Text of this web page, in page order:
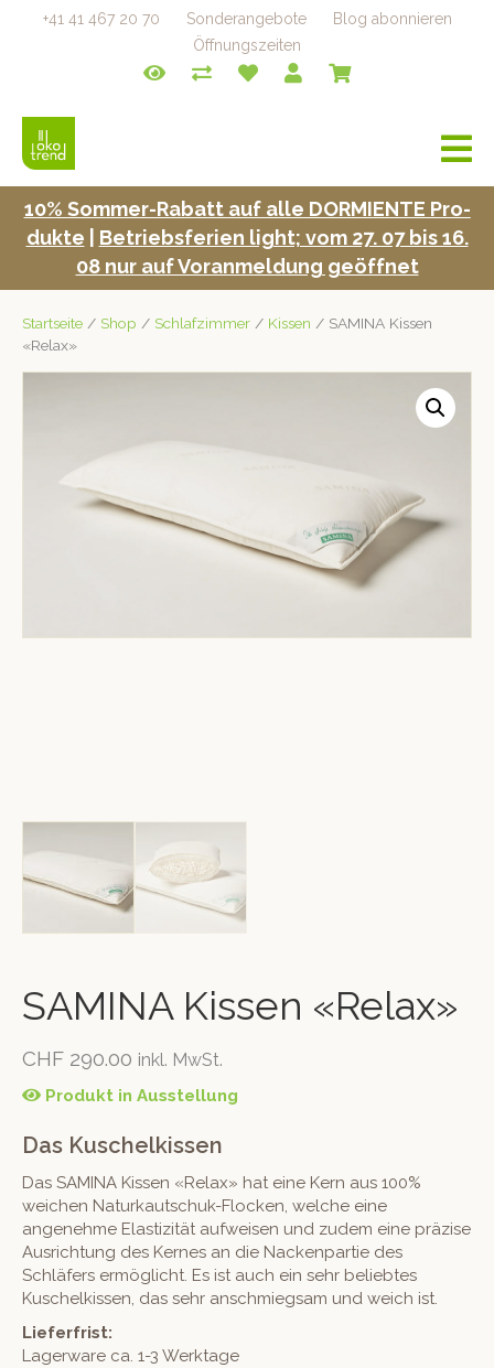
+41 41 467 20 70 Sonderangebote
Blog abonnieren
Öffnungszeiten
a
v
i
10% Som­mer-Rabatt auf alle DORMIENTE Pro­
duk­te
Betrieb­s­fe­rien light; vom 27. 07 bis 16.
08 nur auf Voran­mel­dung geöffnet
Startseite / Shop / Schlafzimmer / Kissen / SAMINA Kissen
«Relax»
SAMINA Kissen «Relax»
CHF 290.00 inkl. MwSt.
Produkt in Ausstellung
Das Kuschelkissen
Das SAMINA Kissen «Relax» hat eine Kern aus 100%
weichen Naturkautschuk-Flocken, welche eine
angenehme Elastizität aufweisen und zudem eine präzise
Ausrichtung des Kernes an die Nackenpartie des
Schläfers ermöglicht. Es ist auch ein sehr beliebtes
Kuschelkissen, das sehr anschmiegsam und weich ist.
Lieferfrist:
Lagerware ca. 1-3 Werktage